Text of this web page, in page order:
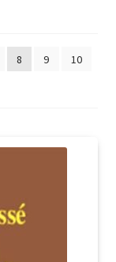
8 9
10